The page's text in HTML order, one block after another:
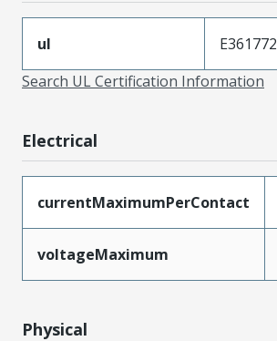
ul
E361772
Search UL Certification Information
Electrical
currentMaximumPerContact
voltageMaximum
Physical